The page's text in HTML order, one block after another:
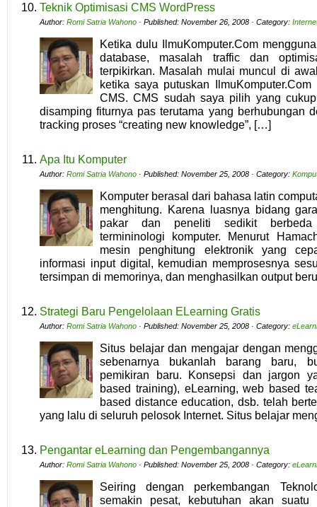
Teknik Optimisasi CMS WordPress
Author: Romi Satria Wahono · Published: November 26, 2008 · Category:
Ketika dulu IlmuKomputer.Com
database, masalah traffic dan
terpikirkan. Masalah mulai muncul di
ketika saya putuskan
CMS. CMS sudah saya pilih yang
disamping fiturnya pas terutama yang berhubungan
tracking proses “creating new knowledge”, […]
Apa Itu Komputer
Author: Romi Satria Wahono · Published: November 25, 2008 · Category:
Komputer berasal dari bahasa latin
menghitung. Karena luasnya bidang
pakar dan peneliti sedikit berbeda
termininologi komputer. Menurut
mesin penghitung elektronik yang
informasi input digital, kemudian memprosesnya
tersimpan di memorinya, dan menghasilkan output
Strategi Baru Pengelolaan ELearning Gratis
Author: Romi Satria Wahono · Published: November 25, 2008 · Category:
Situs belajar dan mengajar dengan
sebenarnya bukanlah barang baru,
pemikiran baru. Konsepsi dan jargon
based training), eLearning, web based
based distance education, dsb. telah
yang lalu di seluruh pelosok Internet. Situs belajar
Pengantar eLearning dan Pengembangannya
Author: Romi Satria Wahono · Published: November 25, 2008 · Category:
Seiring dengan perkembangan
semakin pesat, kebutuhan akan suatu